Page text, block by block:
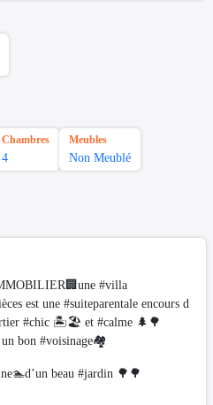
Chambres
4
Meubles
Non Meublé
#villa
est une #suiteparentale encours d
#chic 🏝🏖 et #calme 🌲🌳
bon #voisinage🏘
beau #jardin 🌳🌳